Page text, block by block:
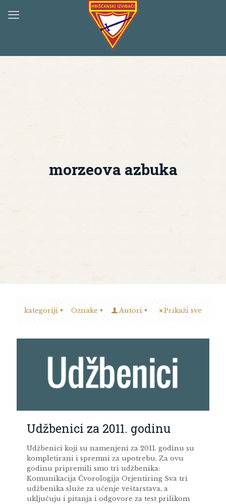
morzeova azbuka
kategoriji Oznake Autori Prikaži sve
Udžbenici za 2011. godinu
Udžbenici koji su namenjeni za 2011. godinu su
kompletirani i spremni za upotrebu. Za ovu
godinu pripremili smo tri udžbenika:
Komunikacija Čvorologija Orjentiring Sva tri
udžbenika služe za učenje veštarstava, a
uključuju i pitanja i odgovore za test prilikom